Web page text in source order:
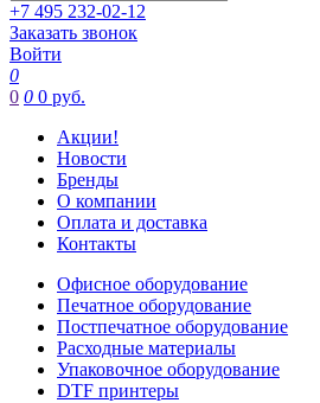
+7 495 232-02-12
Заказать звонок
Войти
0
0 0 0 руб.
Акции!
Новости
Бренды
О компании
Оплата и доставка
Контакты
Офисное оборудование
Печатное оборудование
Постпечатное оборудование
Расходные материалы
Упаковочное оборудование
DTF принтеры